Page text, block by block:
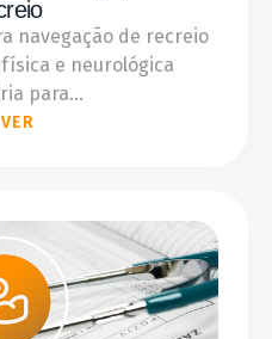
navegação de recreio
e neurológica
para...
VER